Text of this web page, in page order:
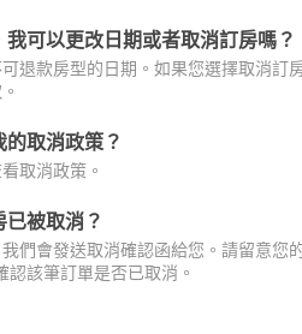
可以更改日期或者取消訂房嗎？
退款房型的日期。如果您選擇取消
取消政策？
取消政策。
被取消？
們會發送取消確認函給您。請留意
認該筆訂單是否已取消。